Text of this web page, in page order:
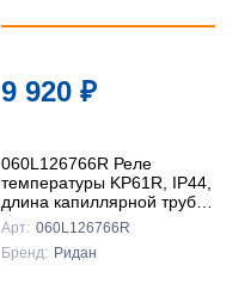
9 920 ₽
060L126766R Реле
температуры KP61R, IP44,
длина капиллярной трубки
3 м, контактная группа
SPDT, Ридан
Арт: 060L126766R
Бренд: Ридан